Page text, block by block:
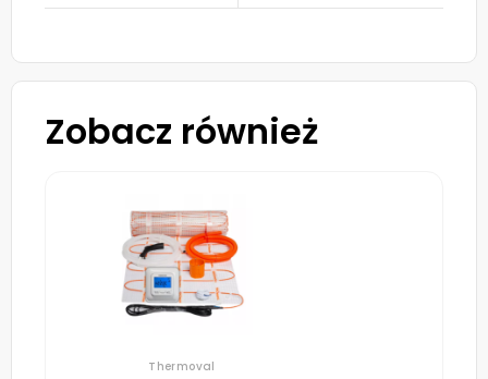
Zobacz również
Thermoval